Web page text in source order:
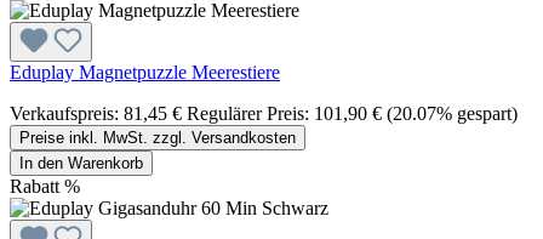
Eduplay Magnetpuzzle Meerestiere
Verkaufspreis: 81,45 € Regulärer Preis: 101,90 € (20.07% gespart)
Preise inkl. MwSt. zzgl. Versandkosten
In den Warenkorb
Rabatt %